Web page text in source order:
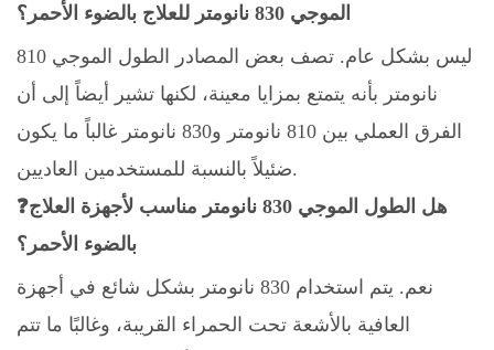
الموجي 830 نانومتر للعلاج بالضوء الأحمر؟
ليس بشكل عام. تصف بعض المصادر الطول الموجي 810
نانومتر بأنه يتمتع بمزايا معينة، لكنها تشير أيضاً إلى أن
الفرق العملي بين 810 نانومتر و830 نانومتر غالباً ما يكون
ضئيلاً بالنسبة للمستخدمين العاديين.
❓هل الطول الموجي 830 نانومتر مناسب لأجهزة العلاج
بالضوء الأحمر؟
نعم. يتم استخدام 830 نانومتر بشكل شائع في أجهزة
العافية بالأشعة تحت الحمراء القريبة، وغالبًا ما تتم